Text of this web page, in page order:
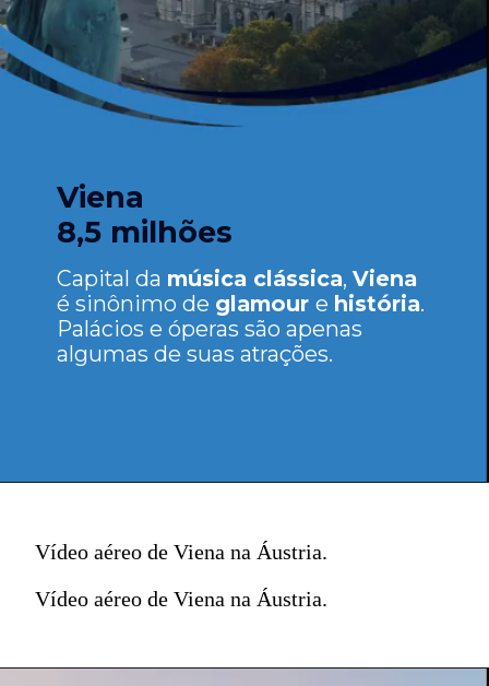
Viena
8,5 milhões
Capital da música clássica,Viena
é sinônimo de glamoure história.
Palácios e óperas são apenas
algumas de suas atrações.
Vídeo aéreo de Viena na Áustria.
Vídeo aéreo de Viena na Áustria.